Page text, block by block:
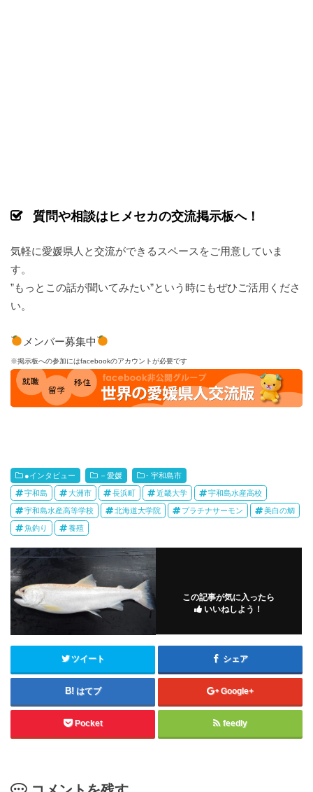
質問や相談はヒメセカの交流掲示板へ！
気軽に愛媛県人と交流ができるスペースをご用意していま
す。
”もっとこの話が聞いてみたい”という時にもぜひご活用くださ
い。
メンバー募集中
※掲示板への参加にはfacebookのアカウントが必要です
●インタビュー －愛媛 - 宇和島市
宇和島 大洲市 長浜町 近畿大学 宇和島水産高校
宇和島水産高等学校 北海道大学院 プラチナサーモン 美白の鯛
魚釣り 養殖
この記事が気に入ったら
いいねしよう！
ツイート シェア
はてブ Google+
Pocket feedly